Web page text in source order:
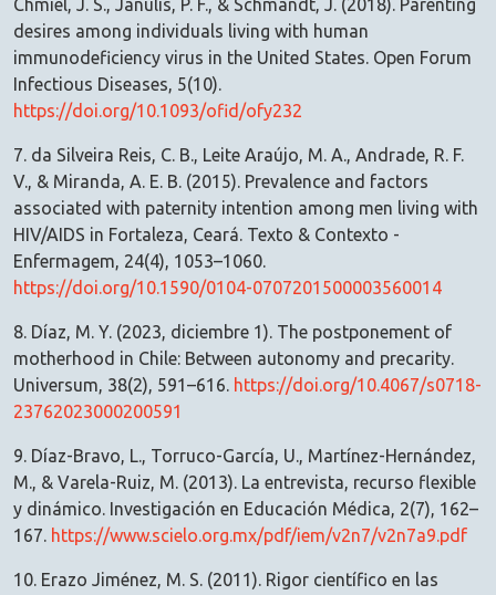
Chmiel, J. S., Janulis, P. F., & Schmandt, J. (2018). Parenting
desires among individuals living with human
immunodeficiency virus in the United States. Open Forum
Infectious Diseases, 5(10).
https://doi.org/10.1093/ofid/ofy232
7. da Silveira Reis, C. B., Leite Araújo, M. A., Andrade, R. F.
V., & Miranda, A. E. B. (2015). Prevalence and factors
associated with paternity intention among men living with
HIV/AIDS in Fortaleza, Ceará. Texto & Contexto -
Enfermagem, 24(4), 1053–1060.
https://doi.org/10.1590/0104-0707201500003560014
8. Díaz, M. Y. (2023, diciembre 1). The postponement of
motherhood in Chile: Between autonomy and precarity.
Universum, 38(2), 591–616. https://doi.org/10.4067/s0718-
23762023000200591
9. Díaz-Bravo, L., Torruco-García, U., Martínez-Hernández,
M., & Varela-Ruiz, M. (2013). La entrevista, recurso flexible
y dinámico. Investigación en Educación Médica, 2(7), 162–
167. https://www.scielo.org.mx/pdf/iem/v2n7/v2n7a9.pdf
10. Erazo Jiménez, M. S. (2011). Rigor científico en las